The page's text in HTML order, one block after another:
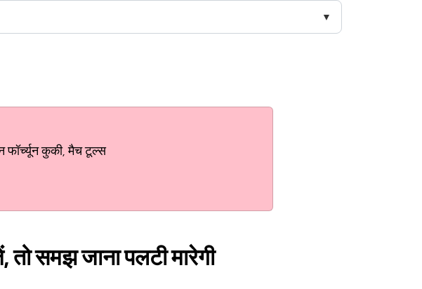
फॉर्च्यून कुकी, मैच टूल्स
तो समझ जाना पलटी मारेगी